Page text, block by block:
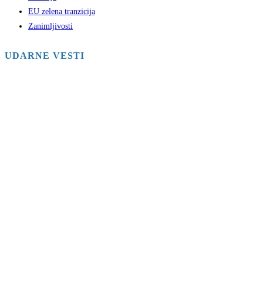
EU zelena tranzicija
Zanimljivosti
UDARNE VESTI